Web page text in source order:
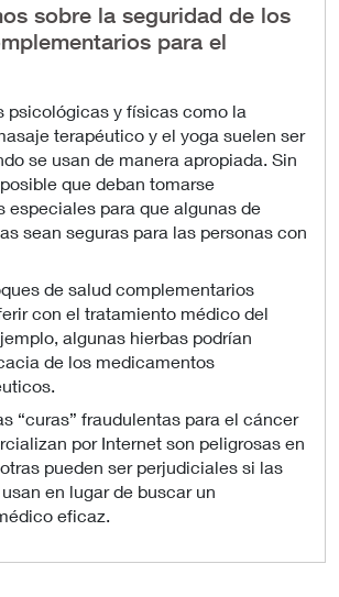
sobre la seguridad de los
para el
psicológicas y físicas como la
terapéutico y el yoga suelen ser
se usan de manera apropiada. Sin
que deban tomarse
especiales para que algunas de
sean seguras para las personas con
de salud complementarios
con el tratamiento médico del
algunas hierbas podrían
de los medicamentos
“curas” fraudulentas para el cáncer
por Internet son peligrosas en
pueden ser perjudiciales si las
en lugar de buscar un
eficaz.